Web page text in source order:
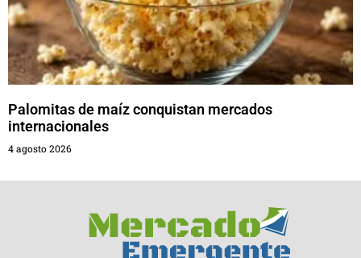
Palomitas de maíz conquistan mercados
internacionales
4 agosto 2026